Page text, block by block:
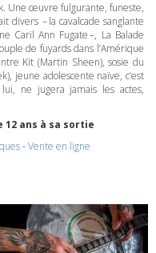
Une œuvre fulgurante, funeste,
divers – la cavalcade sanglante
Caril Ann Fugate –, La Balade
de fuyards dans l’Amérique
Kit (Martin Sheen), sosie du
jeune adolescente naïve, c’est
ne jugera jamais les actes,
ans à sa sortie
-Vente en ligne